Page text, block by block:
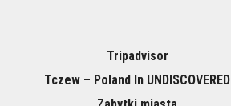
Tripadvisor
Tczew – Poland In UNDISCOVERED